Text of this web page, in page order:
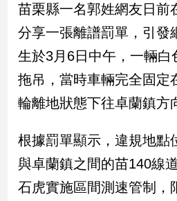
治
政
治
焦
品
點
民
調
國
苗栗縣一名郭姓網友日前
分享一張離譜罰單，引發
生於3月6日中午，一輛白
拖吊，當時車輛完全固定
輪離地狀態下往卓蘭鎮方
根據罰單顯示，違規地點
與卓蘭鎮之間的苗140線
石虎實施區間測速管制，